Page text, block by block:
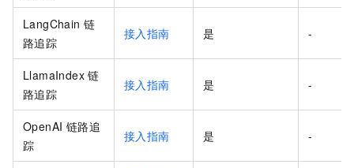
LangChain 链
路追踪
接入指南 是 -
LlamaIndex 链
路追踪
接入指南 是 -
OpenAI 链路追
踪
接入指南 是 -